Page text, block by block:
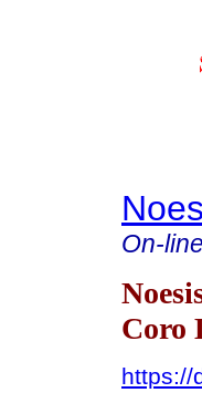
On-
Coro
https://